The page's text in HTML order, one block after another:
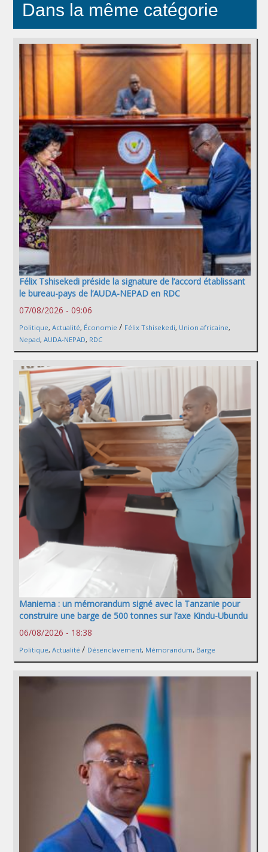
Dans la même catégorie
Félix Tshisekedi préside la signature de l’accord établissant
le bureau-pays de l’AUDA-NEPAD en RDC
07/08/2026 - 09:06
Politique, Actualité, Économie / Félix Tshisekedi, Union africaine,
Nepad, AUDA-NEPAD, RDC
Maniema : un mémorandum signé avec la Tanzanie pour
construire une barge de 500 tonnes sur l’axe Kindu-Ubundu
06/08/2026 - 18:38
Politique, Actualité / Désenclavement, Mémorandum, Barge